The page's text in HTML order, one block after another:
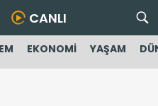
CANLI
EKONOMİ YAŞAM